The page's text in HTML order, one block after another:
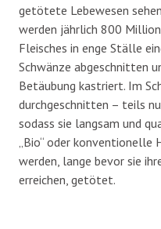
getötete Lebewesen
werden jährlich 800
Fleisches in enge Ställe
Schwänze abgeschnitten
Betäubung kastriert. Im
durchgeschnitten – teils
sodass sie langsam und
„Bio“ oder
werden, lange bevor sie
erreichen, getötet.